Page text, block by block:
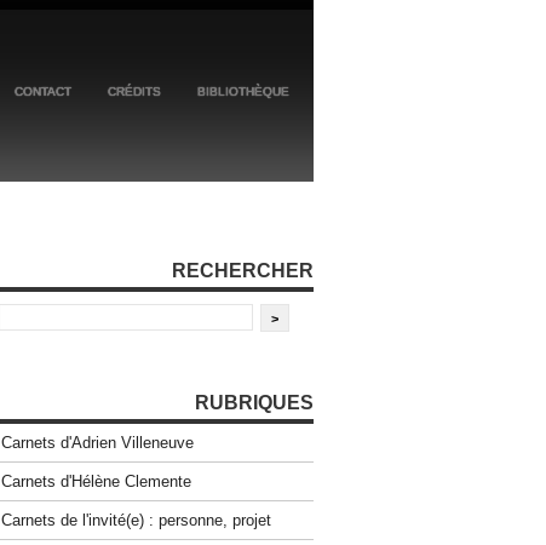
CONTACT CRÉDITS BIBLIOTHÈQUE
RECHERCHER
RUBRIQUES
Carnets d'Adrien Villeneuve
Carnets d'Hélène Clemente
Carnets de l'invité(e) : personne, projet